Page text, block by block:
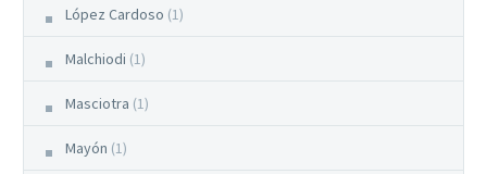
López Cardoso (1)
Malchiodi (1)
Masciotra (1)
Mayón (1)